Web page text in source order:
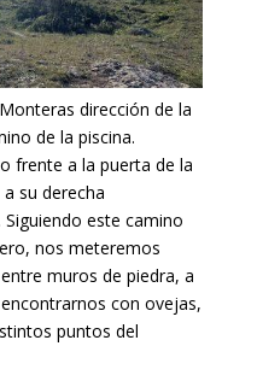
dirección de la
de la piscina.
frente a la puerta de la
su derecha
este camino
nos meteremos
muros de piedra, a
con ovejas,
puntos del